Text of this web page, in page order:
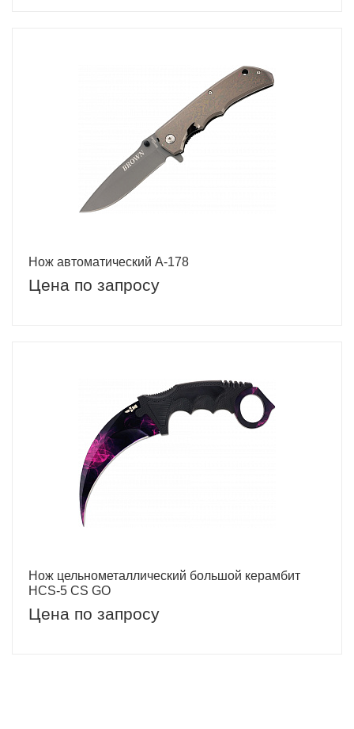
Нож автоматический A-178
Цена по запросу
Нож цельнометаллический большой керамбит
HCS-5 CS GO
Цена по запросу